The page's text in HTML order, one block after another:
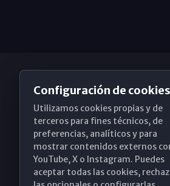
Obispado de
Santa María, 18-20.
Configuración de cookies
Utilizamos cookies propias y de
terceros para fines técnicos, de
preferencias, analíticos y para
mostrar contenidos externos
YouTube, X o Instagram. Puedes
aceptar todas las cookies,